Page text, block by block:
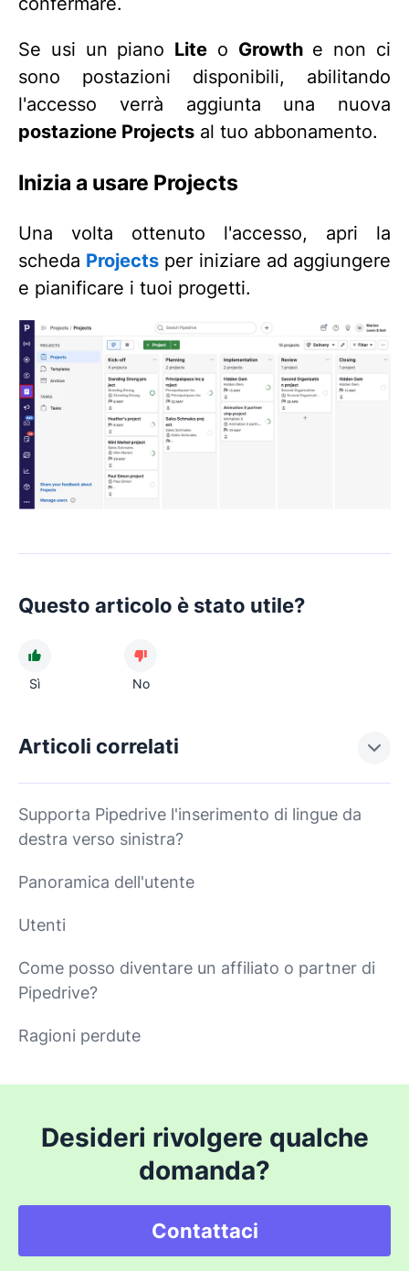
Se usi un piano Lite o Growthe non ci
sono postazioni disponibili, abilitando
l'accesso verrà aggiunta una nuova
postazione Projects al tuo abbonamento.
Inizia a usare Projects
Una volta ottenuto l'accesso, apri la
scheda Projects per iniziare ad aggiungere
e pianificare i tuoi progetti.
Questo articolo è stato utile?
Sì No
Articoli correlati
Supporta Pipedrive l'inserimento di lingue da
destra verso sinistra?
Panoramica dell'utente
Utenti
Come posso diventare un affiliato o partner di
Pipedrive?
Ragioni perdute
Desideri rivolgere qualche
domanda?
Contattaci